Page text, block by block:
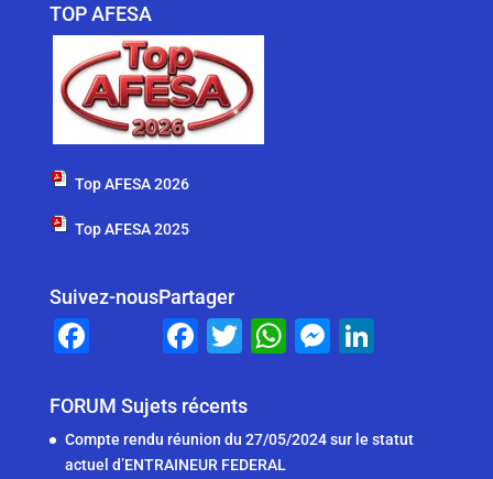
TOP AFESA
Top AFESA 2026
Top AFESA 2025
Suivez-nous
c
e
Partager
F
c
e
T
tt
er
W
s
M
e
e
FORUM Sujets récents
Compte rendu réunion du 27/05/2024 sur le statut
actuel d’ENTRAINEUR FEDERAL